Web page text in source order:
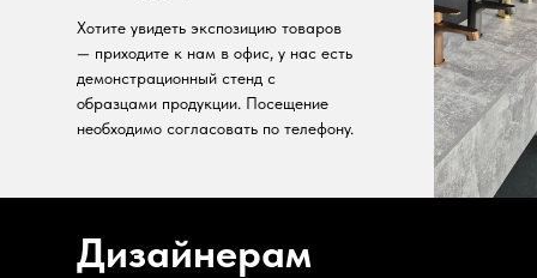
Хотите увидеть экспозицию товаров
— приходите к нам в офис, у нас есть
демонстрационный стенд с
образцами продукции. Посещение
необходимо согласовать по телефону.
Дизайнерам